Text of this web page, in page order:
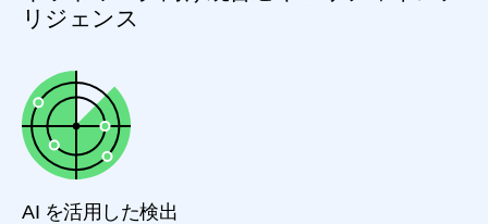
リジェンス
AI を活用した検出